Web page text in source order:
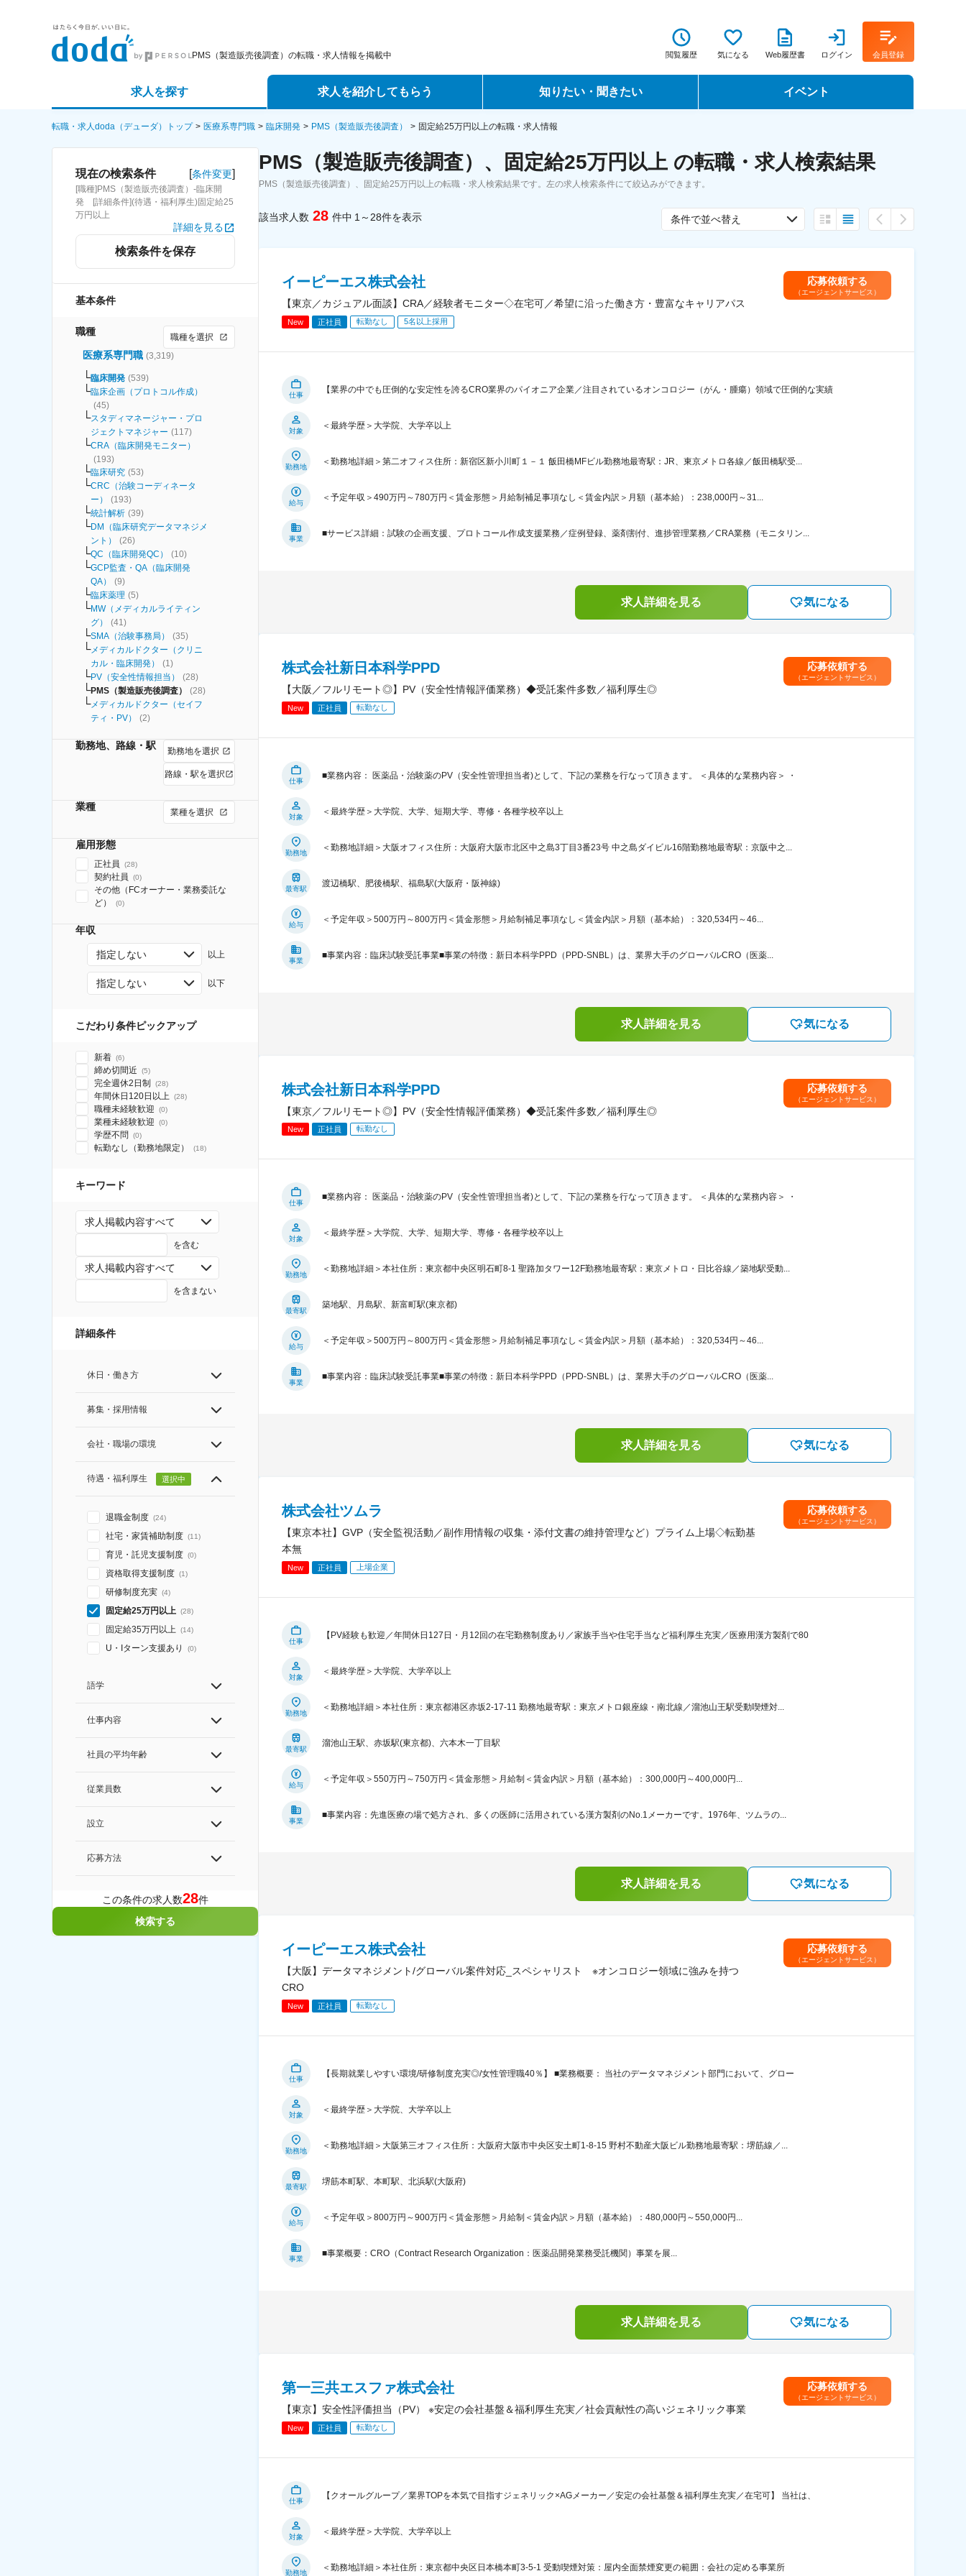
PMS（製造販売後調査）の転職・求人情報を掲載中 閲覧履歴 気になる Web履歴書 ログイン 会員登録
求人を探す
詳細条件から探す
求人特集から探す
求人を紹介してもらう
エージェントサービス
スカウトサービス
知りたい・聞きたい
転職ノウハウ
データで見る転職
イベント
転職フェア
転職・求人doda（デューダ）トップ 医療系専門職 臨床開発 PMS（製造販売後調査） 固定給25万円以上の転職・求人情報
現在の検索条件 [条件変更]
[職種]PMS（製造販売後調査）-臨床開
発 [詳細条件](待遇・福利厚生)固定給25
万円以上
詳細を見る
検索条件を保存
基本条件
職種 職種を選択
医療系専門職 (3,319)
臨床開発 (539)
臨床企画（プロトコル作成）
(45)
スタディマネージャー・プロ
ジェクトマネジャー (117)
CRA（臨床開発モニター）
(193)
臨床研究 (53)
CRC（治験コーディネータ
ー）
(193)
統計解析 (39)
DM（臨床研究データマネジメ
ント）
(26)
QC（臨床開発QC）
(10)
GCP監査・QA（臨床開発
QA）
(9)
臨床薬理 (5)
MW（メディカルライティン
グ）
(41)
SMA（治験事務局）
(35)
メディカルドクター（クリニ
カル・臨床開発）
(1)
PV（安全性情報担当）
(28)
PMS（製造販売後調査）
(28)
メディカルドクター（セイフ
ティ・PV）
(2)
勤務地、路線・駅 勤務地を選択
路線・駅を選択
業種 業種を選択
雇用形態
正社員 (28)
契約社員 (0)
その他（FCオーナー・業務委託な
ど）
(0)
年収
指定しない 以上
指定しない 以下
こだわり条件ピックアップ
新着 (6)
締め切間近 (5)
完全週休2日制 (28)
年間休日120日以上 (28)
職種未経験歓迎 (0)
業種未経験歓迎 (0)
学歴不問 (0)
転勤なし（勤務地限定） (18)
キーワード
求人掲載内容すべて
を含む
求人掲載内容すべて
を含まない
詳細条件
休日・働き方
募集・採用情報
会社・職場の環境
待遇・福利厚生 選択中
退職金制度 (24)
社宅・家賃補助制度 (11)
育児・託児支援制度 (0)
資格取得支援制度 (1)
研修制度充実 (4)
固定給25万円以上 (28)
固定給35万円以上 (14)
U・Iターン支援あり (0)
語学
仕事内容
社員の平均年齢
従業員数
設立
応募方法
この条件の求人数28件
検索する
PMS（製造販売後調査）、固定給25万円以上 の転職・求人検索結果
PMS（製造販売後調査）、固定給25万円以上の転職・求人検索結果です。左の求人検索条件にて絞込みができます。
該当求人数 28 件中 1～28件を表示 条件で並べ替え
イーピーエス株式会社
【東京／カジュアル面談】CRA／経験者モニター◇在宅可／希望に沿った働き方・豊富なキャリアパス
New 正社員 転勤なし 5名以上採用
応募依頼する
（エージェントサービス）
仕事
【業界の中でも圧倒的な安定性を誇るCRO業界のパイオニア企業／注目されているオンコロジー（がん・腫瘍）領域で圧倒的な実績
対象
＜最終学歴＞大学院、大学卒以上
勤務地
＜勤務地詳細＞第二オフィス住所：新宿区新小川町１－１ 飯田橋MFビル勤務地最寄駅：JR、東京メトロ各線／飯田橋駅受...
給与
＜予定年収＞490万円～780万円＜賃金形態＞月給制補足事項なし＜賃金内訳＞月額（基本給）：238,000円～31...
事業
■サービス詳細：試験の企画支援、プロトコール作成支援業務／症例登録、薬剤割付、進捗管理業務／CRA業務（モニタリン...
求人詳細を見る 気になる
株式会社新日本科学PPD
【大阪／フルリモート◎】PV（安全性情報評価業務）◆受託案件多数／福利厚生◎
New 正社員 転勤なし
応募依頼する
（エージェントサービス）
仕事
■業務内容： 医薬品・治験薬のPV（安全性管理担当者)として、下記の業務を行なって頂きます。 ＜具体的な業務内容＞ ・
対象
＜最終学歴＞大学院、大学、短期大学、専修・各種学校卒以上
勤務地
＜勤務地詳細＞大阪オフィス住所：大阪府大阪市北区中之島3丁目3番23号 中之島ダイビル16階勤務地最寄駅：京阪中之...
最寄駅
渡辺橋駅、肥後橋駅、福島駅(大阪府・阪神線)
給与
＜予定年収＞500万円～800万円＜賃金形態＞月給制補足事項なし＜賃金内訳＞月額（基本給）：320,534円～46...
事業
■事業内容：臨床試験受託事業■事業の特徴：新日本科学PPD（PPD-SNBL）は、業界大手のグローバルCRO（医薬...
求人詳細を見る 気になる
株式会社新日本科学PPD
【東京／フルリモート◎】PV（安全性情報評価業務）◆受託案件多数／福利厚生◎
New 正社員 転勤なし
応募依頼する
（エージェントサービス）
仕事
■業務内容： 医薬品・治験薬のPV（安全性管理担当者)として、下記の業務を行なって頂きます。 ＜具体的な業務内容＞ ・
対象
＜最終学歴＞大学院、大学、短期大学、専修・各種学校卒以上
勤務地
＜勤務地詳細＞本社住所：東京都中央区明石町8-1 聖路加タワー12F勤務地最寄駅：東京メトロ・日比谷線／築地駅受動...
最寄駅
築地駅、月島駅、新富町駅(東京都)
給与
＜予定年収＞500万円～800万円＜賃金形態＞月給制補足事項なし＜賃金内訳＞月額（基本給）：320,534円～46...
事業
■事業内容：臨床試験受託事業■事業の特徴：新日本科学PPD（PPD-SNBL）は、業界大手のグローバルCRO（医薬...
求人詳細を見る 気になる
株式会社ツムラ
【東京本社】GVP（安全監視活動／副作用情報の収集・添付文書の維持管理など）プライム上場◇転勤基
本無
New 正社員 上場企業
応募依頼する
（エージェントサービス）
仕事
【PV経験も歓迎／年間休日127日・月12回の在宅勤務制度あり／家族手当や住宅手当など福利厚生充実／医療用漢方製剤で80
対象
＜最終学歴＞大学院、大学卒以上
勤務地
＜勤務地詳細＞本社住所：東京都港区赤坂2-17-11 勤務地最寄駅：東京メトロ銀座線・南北線／溜池山王駅受動喫煙対...
最寄駅
溜池山王駅、赤坂駅(東京都)、六本木一丁目駅
給与
＜予定年収＞550万円～750万円＜賃金形態＞月給制＜賃金内訳＞月額（基本給）：300,000円～400,000円...
事業
■事業内容：先進医療の場で処方され、多くの医師に活用されている漢方製剤のNo.1メーカーです。1976年、ツムラの...
求人詳細を見る 気になる
イーピーエス株式会社
【大阪】データマネジメント/グローバル案件対応_スペシャリスト ※オンコロジー領域に強みを持つ
CRO
New 正社員 転勤なし
応募依頼する
（エージェントサービス）
仕事
【長期就業しやすい環境/研修制度充実◎/女性管理職40％】 ■業務概要： 当社のデータマネジメント部門において、グロー
対象
＜最終学歴＞大学院、大学卒以上
勤務地
＜勤務地詳細＞大阪第三オフィス住所：大阪府大阪市中央区安土町1-8-15 野村不動産大阪ビル勤務地最寄駅：堺筋線／...
最寄駅
堺筋本町駅、本町駅、北浜駅(大阪府)
給与
＜予定年収＞800万円～900万円＜賃金形態＞月給制＜賃金内訳＞月額（基本給）：480,000円～550,000円...
事業
■事業概要：CRO（Contract Research Organization：医薬品開発業務受託機関）事業を展...
求人詳細を見る 気になる
第一三共エスファ株式会社
【東京】安全性評価担当（PV） ※安定の会社基盤＆福利厚生充実／社会貢献性の高いジェネリック事業
New 正社員 転勤なし
応募依頼する
（エージェントサービス）
仕事
【クオールグループ／業界TOPを本気で目指すジェネリック×AGメーカー／安定の会社基盤＆福利厚生充実／在宅可】 当社は、
対象
＜最終学歴＞大学院、大学卒以上
勤務地
＜勤務地詳細＞本社住所：東京都中央区日本橋本町3-5-1 受動喫煙対策：屋内全面禁煙変更の範囲：会社の定める事業所